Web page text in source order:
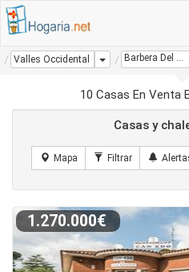
Valles Occidental Dropdown Barbera Del Valles
10 Casas En Venta
Casas y
1.270.000€